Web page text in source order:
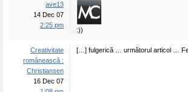
ave13
14 Dec 07
2:25 pm
:))
Creativitate
românească :
Christiansen
16 Dec 07
[…] fulgerică … următorul articol …